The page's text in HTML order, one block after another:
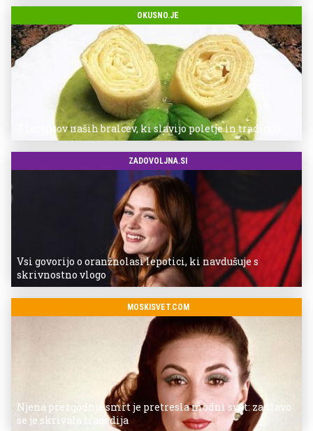
OKUSNO.JE
7 receptov naših bralcev, ki slavijo poletje in tradicijo
ZADOVOLJNA.SI
Vsi govorijo o oranžnolasi lepotici, ki navdušuje s
skrivnostno vlogo
MOSKISVET.COM
Njena prezgodnja smrt je pretresla modni svet: za slavo
se je skrivala tragedija